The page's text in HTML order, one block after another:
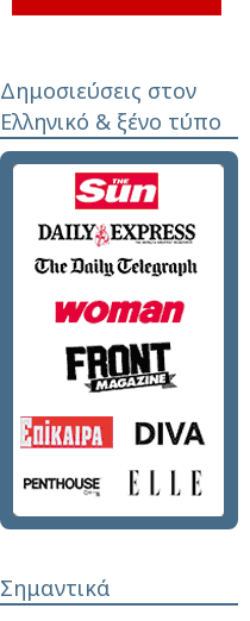
Δημοσιεύσεις στον
Ελληνικό & ξένο τύπο
Σημαντικά